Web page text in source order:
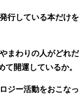
行している本だけ
まわりの人がどれ
て開運しているか。
ジー活動をおこな